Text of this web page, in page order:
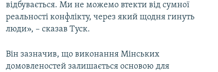
відбувається. Ми не можемо втекти від сумної
реальності конфлікту, через який щодня гинуть
люди», – сказав Туск.
Він зазначив, що виконання Мінських
домовленостей залишається основою для